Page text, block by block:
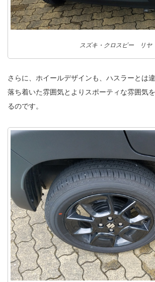
スズキ・クロスビー リヤ
さらに、ホイールデザインも、ハスラーとは
落ち着いた雰囲気とよりスポーティな雰囲気
るのです。